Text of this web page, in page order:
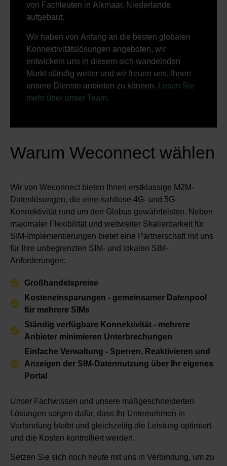
Warum Weconnect wählen
Wir von Weconnect bieten Ihnen erstklassige M2M-
Datenlösungen, die eine nahtlose 4G- und 5G-
Konnektivität rund um den Globus gewährleisten. Neben
maximaler Flexibilität und weltweiter Skalierbarkeit für
SIM-Implementierungen bietet eine Partnerschaft mit uns
für Ihre unbegrenzten SIM- und lokalen SIM-
Anforderungen:
Großhandelspreise
Kosteneinsparungen - gemeinsamer Datenpool
für mehrere SIMs
Ständig verfügbare Konnektivität - mehrere
Anbieter minimieren Unterbrechungen
Einfache Verwaltung - Sperren, Reaktivieren und
Anzeigen der SIM-Datennutzung über Ihr eigenes
Portal
Unser Fachwissen und unsere maßgeschneiderten
Lösungen sorgen dafür, dass Ihr Unternehmen in
Verbindung bleibt und gleichzeitig die Leistung optimiert
und die Kosten kontrolliert werden.
Setzen Sie sich noch heute mit uns in Verbindung, um zu
von Fachleuten in Alkmaar, Niederlande,
aufgebaut.
Wir haben von Anfang an die besten globalen
Konnektivitätslösungen angeboten, wir
entwickeln uns in diesem sich wandelnden
Markt ständig weiter und wir freuen uns, Ihnen
unsere Dienste anbieten zu können.
Lesen Sie
mehr über unser Team.